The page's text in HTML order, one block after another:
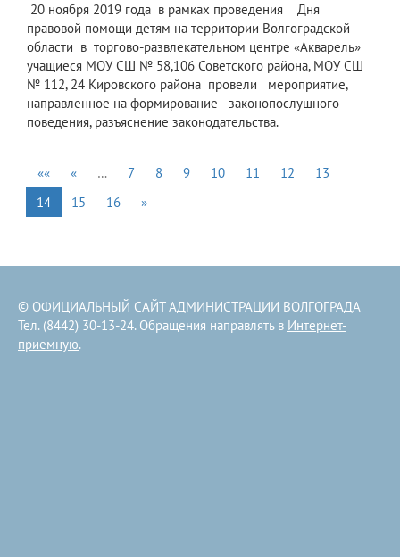
​ 20 ноября 2019 года в рамках проведения Дня
правовой помощи детям на территории Волгоградской
области в торгово-развлекательном центре «Акварель»
учащиеся МОУ СШ № 58,106 Советского района, МОУ СШ
№ 112, 24 Кировского района провели мероприятие,
направленное на формирование законопослушного
поведения, разъяснение законодательства.
«« « … 7 8 9 10 11 12
13
14
15 16 »
© ОФИЦИАЛЬНЫЙ САЙТ АДМИНИСТРАЦИИ ВОЛГОГРАДА
Тел. (8442) 30-13-24. Обращения направлять в Интернет-
приемную.